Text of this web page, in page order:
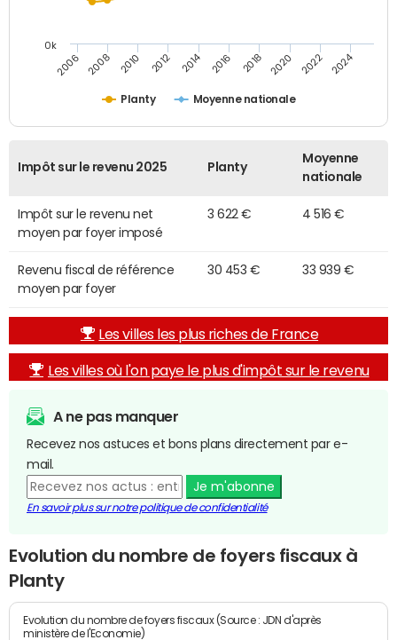
Planty Moyenne nationale
2006 2008 2010 2012 2014 2016 2018 2020 2022 2024
0k
Impôt sur le revenu 2025 Planty
Moyenne
nationale
Impôt sur le revenu net
moyen par foyer imposé
3 622 € 4 516 €
Revenu fiscal de référence
moyen par foyer
30 453 € 33 939 €
Les villes les plus riches de France
Les villes où l'on paye le plus d'impôt sur le revenu
A ne pas manquer
Recevez nos astuces et bons plans directement par e-
mail.
Je m'abonne
En savoir plus sur notre politique de confidentialité
Evolution du nombre de foyers fiscaux à
Planty
Evolution du nombre de foyers fiscaux (Source : JDN d'après
ministère de l'Economie)